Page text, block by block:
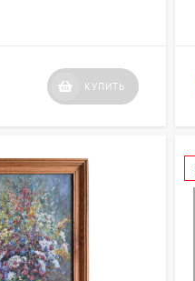
КУПИТЬ